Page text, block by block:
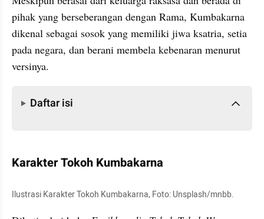
pihak yang berseberangan dengan Rama, Kumbakarna
dikenal sebagai sosok yang memiliki jiwa ksatria, setia
pada negara, dan berani membela kebenaran menurut
versinya.
Daftar isi
Karakter Tokoh Kumbakarna
Ilustrasi Karakter Tokoh Kumbakarna, Foto: Unsplash/mnbb.